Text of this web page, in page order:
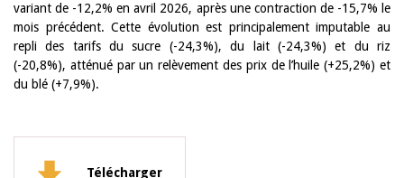
variant de -12,2% en avril 2026, après une contraction de -15,7% le
mois précédent. Cette évolution est principalement imputable au
repli des tarifs du sucre (-24,3%), du lait (-24,3%) et du riz
(-20,8%), atténué par un relèvement des prix de l’huile (+25,2%) et
du blé (+7,9%).
Télécharger